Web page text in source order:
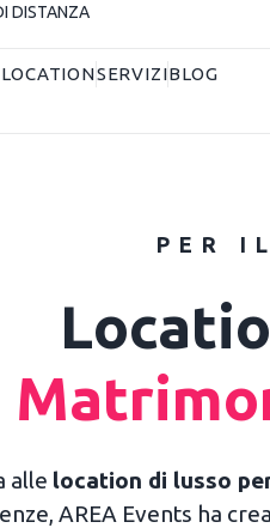
DISTANZA
LOCATIONSERVIZIBLOG
PER
alle location di lusso
AREA Events ha